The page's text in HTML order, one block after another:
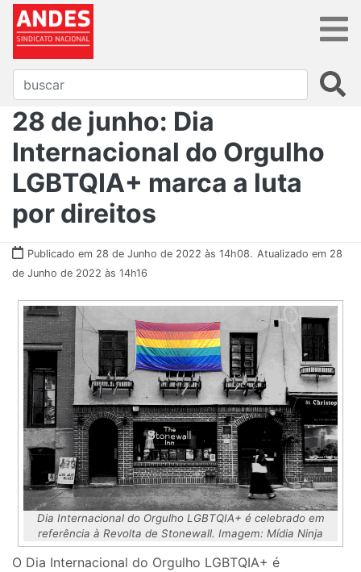
28 de junho: Dia
Internacional do Orgulho
LGBTQIA+ marca a luta
por direitos
Publicado em 28 de Junho de 2022 às 14h08. Atualizado em 28
de Junho de 2022 às 14h16
Dia Internacional do Orgulho LGBTQIA+ é celebrado em
referência à Revolta de Stonewall. Imagem: Mídia Ninja
O Dia Internacional do Orgulho LGBTQIA+ é